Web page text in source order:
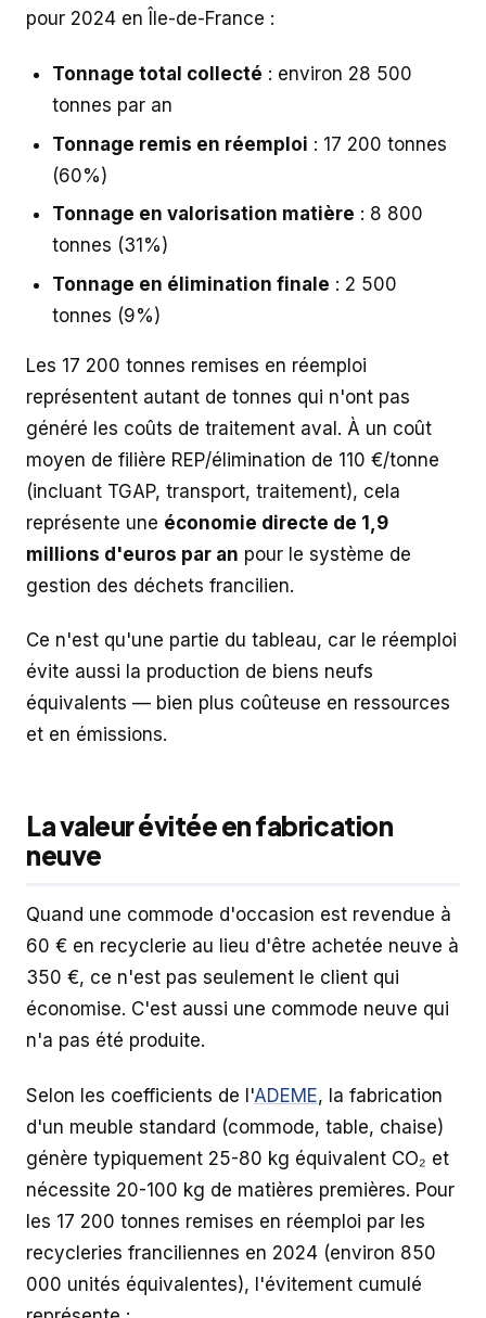
pour 2024 en Île-de-France :
Tonnage total collecté : environ 28 500
tonnes par an
Tonnage remis en réemploi : 17 200 tonnes
(60%)
Tonnage en valorisation matière : 8 800
tonnes (31%)
Tonnage en élimination finale : 2 500
tonnes (9%)
Les 17 200 tonnes remises en réemploi
représentent autant de tonnes qui n'ont pas
généré les coûts de traitement aval. À un coût
moyen de filière REP/élimination de 110 €/tonne
(incluant TGAP, transport, traitement), cela
représente une économie directe de 1,9
millions d'euros par an pour le système de
gestion des déchets francilien.
Ce n'est qu'une partie du tableau, car le réemploi
évite aussi la production de biens neufs
équivalents — bien plus coûteuse en ressources
et en émissions.
La valeur évitée en fabrication
neuve
Quand une commode d'occasion est revendue à
60 € en recyclerie au lieu d'être achetée neuve à
350 €, ce n'est pas seulement le client qui
économise. C'est aussi une commode neuve qui
n'a pas été produite.
Selon les coefficients de l'ADEME, la fabrication
d'un meuble standard (commode, table, chaise)
génère typiquement 25-80 kg équivalent CO₂ et
nécessite 20-100 kg de matières premières. Pour
les 17 200 tonnes remises en réemploi par les
recycleries franciliennes en 2024 (environ 850
000 unités équivalentes), l'évitement cumulé